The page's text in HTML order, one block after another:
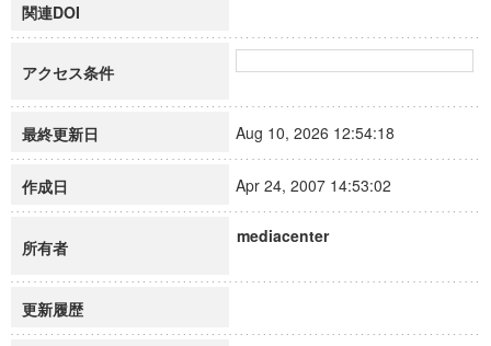
関連DOI
アクセス条件
最終更新日 Aug 10, 2026 12:54:18
作成日 Apr 24, 2007 14:53:02
所有者
mediacenter
更新履歴